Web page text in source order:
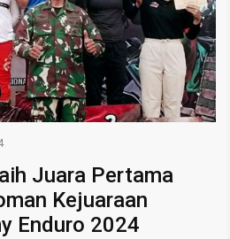
Juara Pertama
Kejuaraan
Enduro 2024